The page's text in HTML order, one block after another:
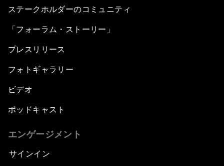
ステークホルダーのコミュニティ
「フォーラム・ストーリー」
プレスリリース
フォトギャラリー
ビデオ
ポッドキャスト
エンゲージメント
サインイン